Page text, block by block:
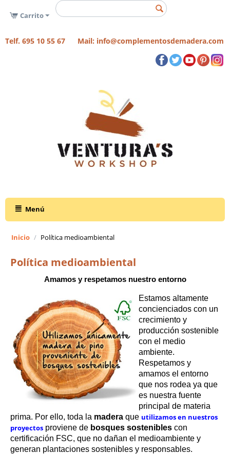
Carrito
Telf. 695 10 55 67 Mail: info@complementosdemadera.com
Menú
Inicio / Política medioambiental
Política medioambiental
Amamos y respetamos nuestro entorno
Estamos altamente
concienciados con un
crecimiento y
producción sostenible
con el medio
ambiente.
Respetamos y
amamos el entorno
que nos rodea ya que
es nuestra fuente
principal de materia
prima. Por ello, toda la madera que utilizamos en nuestros
proyectos proviene de bosques sostenibles con
certificación FSC, que no dañan el medioambiente y
generan plantaciones sostenibles y responsables.